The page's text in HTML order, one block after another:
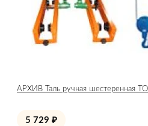
АРХИВ Таль ручная шестеренная
5 729 ₽